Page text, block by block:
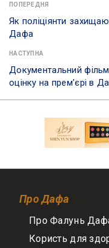
ПОПЕРЕДНЯ
Як поліціянти
Дафа
НАСТУПНА
Документальний
оцінку на прем’єрі в
Про Дафа
Про Фалунь
Користь для